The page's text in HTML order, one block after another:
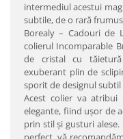
intermediul acestui
subtile, de o rară
Borealy – Cadouri de
colierul Incomparable
de cristal cu
exuberant plin de
sporit de designul subtil
Acest colier va atribui
elegante, fiind uşor de
prin stil şi gusturi